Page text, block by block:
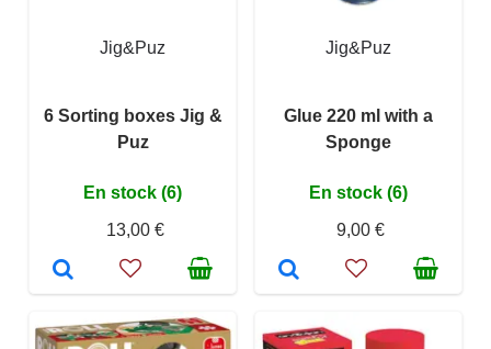
Jig&Puz
6 Sorting boxes Jig &
Puz
En stock (6)
13,00 €
Jig&Puz
Glue 220 ml with a
Sponge
En stock (6)
9,00 €